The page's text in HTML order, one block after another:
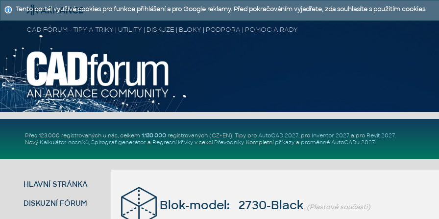
CAD FÓRUM - TIPY A TRIKY | UTILITY | DISKUZE | BLOKY | PODPORA | POMOC A RADY
Přes 123.000 registrovaných u nás, celkem 1.130.000registrovaných (CZ+EN). Tipy pro AutoCAD 2027, pro Inventor 2027a pro Revit 2027.
Nový Kalkulátor nosníků, Spirograf generátor a Regresní křivkyv sekci Převodníky. Kompletní příkazya proměnné AutoCADu 2027.
HLAVNÍ STRÁNKA
DISKUZNÍ FÓRUM Blok-model: 2730-Black (Plastové součásti)
Tento portál využívá cookies pro funkce přihlášení a pro Google reklamy. Před pokračováním vyjadřete, zda souhlasíte s použitím cookies.